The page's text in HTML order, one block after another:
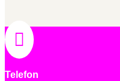

Telefon